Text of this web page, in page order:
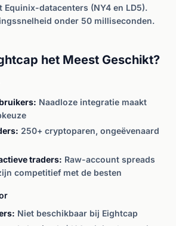
Equinix-datacenters (NY4 en LD5).
onder 50 milliseconden.
het Meest Geschikt?
Naadloze integratie maakt
250+ cryptoparen, ongeëvenaard
traders: Raw-account spreads
competitief met de besten
Niet beschikbaar bij Eightcap